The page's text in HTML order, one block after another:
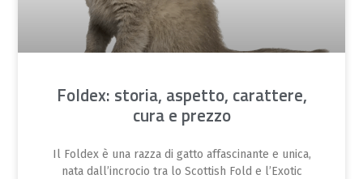
Foldex: storia, aspetto, carattere,
cura e prezzo
Il Foldex è una razza di gatto affascinante e unica,
nata dall’incrocio tra lo Scottish Fold e l’Exotic